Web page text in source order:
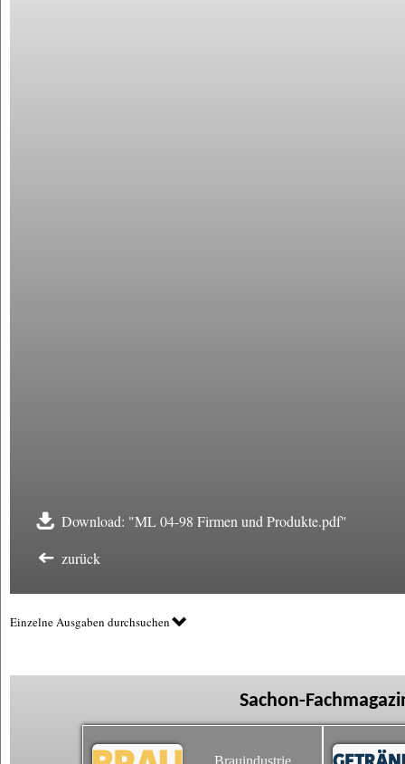
Download: "ML 04-98 Firmen und Produkte.pdf"
zurück
Einzelne Ausgaben durchsuchen
Sachon-
Brauindustrie